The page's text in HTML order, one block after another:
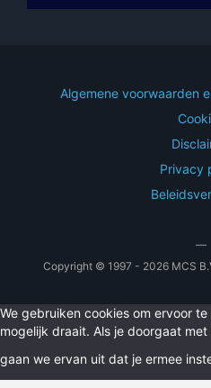
Algemene voorwaarden
Privacy
—
Copyright © 1997 - 2026 MCS
We gebruiken cookies om ervoor
mogelijk draait. Als je doorgaat
gaan we ervan uit dat je ermee